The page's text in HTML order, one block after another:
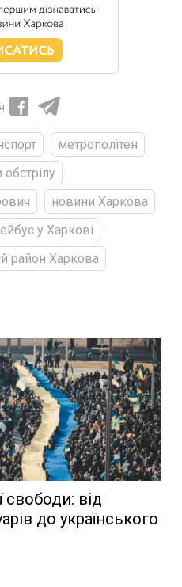
метрополітен
обстрілу
новини Харкова
у Харкові
район Харкова
свободи: від
до українського